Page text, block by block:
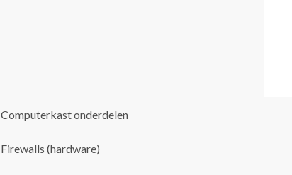
Computerkast onderdelen
Firewalls (hardware)